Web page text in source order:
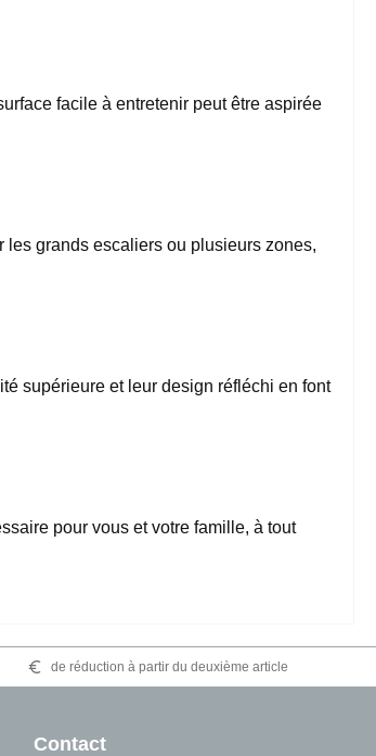
facile à entretenir peut être aspirée
grands escaliers ou plusieurs zones,
supérieure et leur design réfléchi en font
pour vous et votre famille, à tout
de réduction à partir du deuxième article
Contact